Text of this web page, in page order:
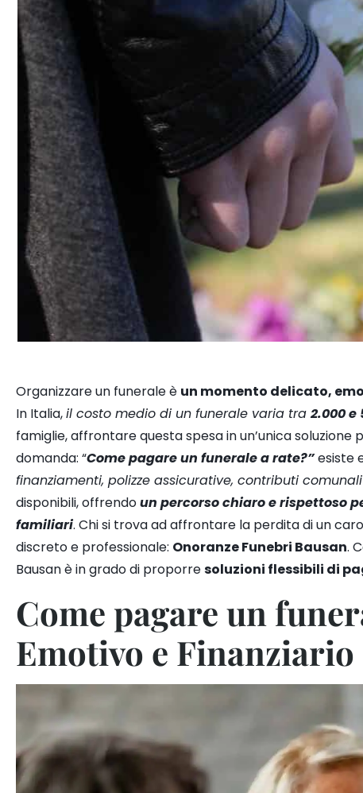
Organizzare un funerale è un momento delicato,
In Italia,il costo medio di un funerale varia tra2.000 e
famiglie, affrontare questa spesa in un’unica
domanda: “Come pagare un funerale a rate?”esiste
finanziamenti, polizze assicurative, contributi
disponibili, offrendoun percorso chiaro e rispettoso
familiari. Chi si trova ad affrontare la perdita di un
discreto e professionale: Onoranze Funebri Bausan.
Bausan è in grado di proporresoluzioni flessibili di
Come pagare un
Emotivo e